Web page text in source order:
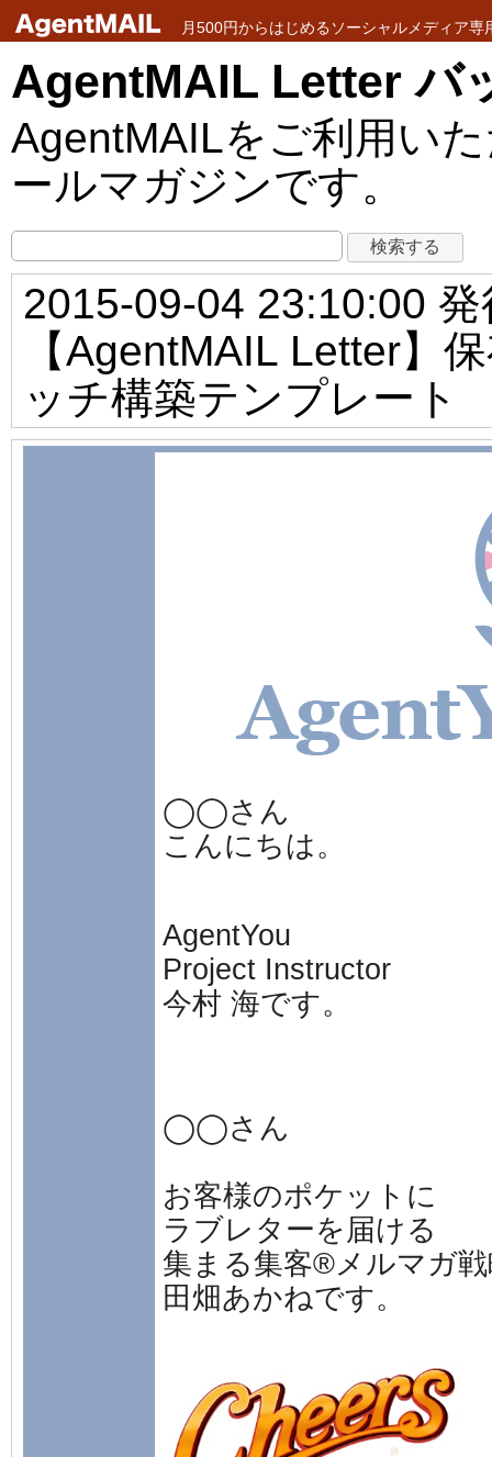
月500円からはじめるソーシャルメディア
AgentMAIL Letter バ
AgentMAILをご利用い
ールマガジンです。
2015-09-04 23:10:00 発
【AgentMAIL Letter】
ッチ構築テンプレート
◯◯さん
こんにちは。
AgentYou
Project Instructor
今村 海です。
◯◯さん
お客様のポケットに
ラブレターを届ける
集まる集客®メルマガ
田畑あかねです。